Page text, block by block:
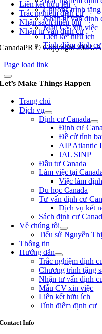
Chương trình
Nhận tư vấn định
Mẫu CV xin việc
Liên kết hữu ích
Tính điểm định cư
Liên kết hữu ích
Trắc nghiệm định cư
Nhận sách miễn phí
Nhận tư vấn định cư
CanadaPR © Copyright 2023.
Page load link
Let’s Make Things Happen
Trang chủ
Dịch vụ
Định cư Canada
Định cư
Đề cử tỉnh
AIP Atlantic
JAL SINP
Đầu tư Canada
Làm việc tại
Việc làm
Du học Canada
Tư vấn định cư
Dịch vụ kết
Sách định cư
Về chúng tôi
Tiểu sử Nguyễn
Thông tin
Hướng dẫn
Trắc nghiệm định
Chương trình tặng
Nhận tư vấn định
Mẫu CV xin việc
Liên kết hữu ích
Tính điểm định cư
Contact Info